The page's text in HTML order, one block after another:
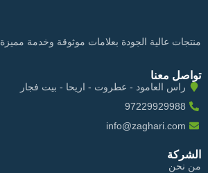
منتجات عالية الجودة بعلامات موثوقة وخدمة مميزة
تواصل معنا
راس العامود - عطروت - اريحا - بيت فجار
97229929988
info@zaghari.com
الشركة
من نحن